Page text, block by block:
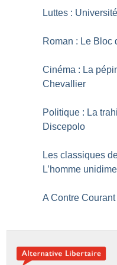
Luttes :
Roman : Le Bloc
Cinéma : La
Chevallier
Politique : La
Discepolo
Les classiques
L’homme
A Contre